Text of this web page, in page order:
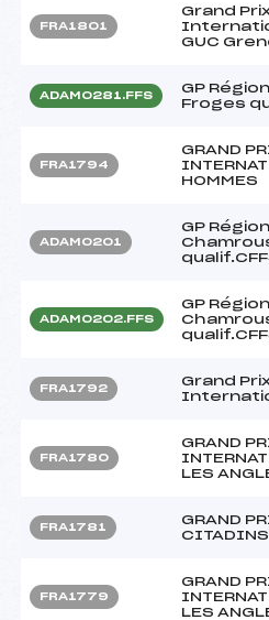
FRA1801
Grand
GUC
ADAM0281.FFS
GP
Froges
FRA1794
GRAND
HOMMES
ADAM0201
GP
ADAM0202.FFS
GP
FRA1792
Grand
FRA1780
GRAND
LES
FRA1781
GRAND
FRA1779
GRAND
LES